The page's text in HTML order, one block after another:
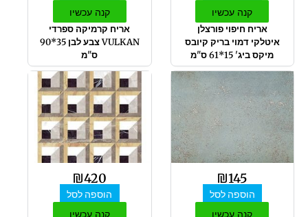
קנה עכשיו
אריח חיפוי פורצלן
איטלקי דמוי בריק קיובס
מיקס ביג' 15*61 ס"מ
קנה עכשיו
אריח קרמיקה ספרדי
VULKAN צבע לבן 35*90
ס"מ
₪145
הוספה לסל
קנה עכשיו
₪420
הוספה לסל
קנה עכשיו